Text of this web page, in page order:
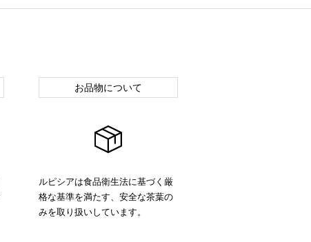
お品物について
ルピシアは食品衛生法に基づく厳
格な基準を満たす、安全な茶葉の
みを取り扱いしています。